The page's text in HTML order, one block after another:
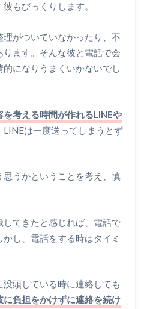
もびっくりします。
がついていなかったり、不
ます。そんな彼と電話で会
になりうまくいかないでし
を考える時間が作れるLINEや
LINEは一度送ってしまうとず
うかということを考え、慎
てきたと感じれば、電話で
し、電話をする時はタイミ
頭している時に連絡しても
に負担をかけずに連絡を続け